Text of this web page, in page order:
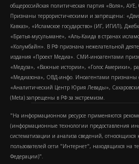
общероссийская политическая партия «Воля»,
Признаны террористическими и запрещены:
Кавказ», «Исламское государство» (ИГ, ИГИЛ),
«Братья-мусульмане», «Аль-Каида в странах
«Колумбайн». В РФ признана нежелательной
издания «Проект Медиа». СМИ-иноагентами
«Медуза», «Важные истории», «Голос Америки»,
«Медиазона», ОВД-инфо. Иноагентами признаны
«Аналитический Центр Юрия Левады»,
(Metа) запрещены в РФ за экстремизм.
"На информационном ресурсе применяются
(информационные технологии предоставления
систематизации и анализа сведений,
пользователей сети "Интернет", находящихся на
Федерации)".